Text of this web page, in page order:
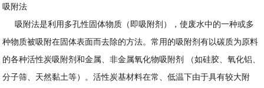
吸附法
吸附法是利用多孔性固体物质（即吸附剂），使废水中的一种或多
种物质被吸附在固体表面而去除的方法。常用的吸附剂有以碳质为原料
的各种活性炭吸附剂和金属、非金属氧化物吸附剂
（如硅胶、氧化铝、
分子筛、天然黏土等）。活性炭基材料在常、低温下由于具有较大附